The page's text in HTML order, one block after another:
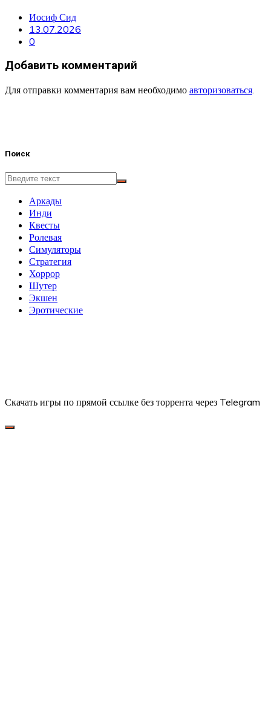
Иосиф Сид
13.07.2026
0
Добавить комментарий
Для отправки комментария вам необходимо авторизоваться
Поиск
Аркады
Инди
Квесты
Ролевая
Симуляторы
Стратегия
Хоррор
Шутер
Экшен
Эротические
Скачать игры по прямой ссылке без торрента через Telegram